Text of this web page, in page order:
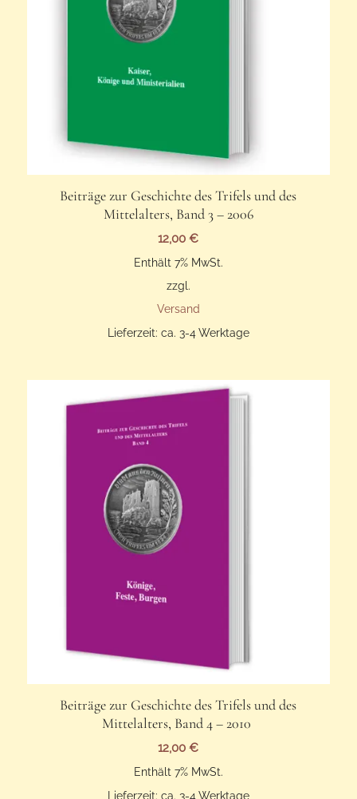
Beiträge zur Geschichte des Trifels und des
Mittelalters, Band 3 – 2006
12,00€
Enthält 7% MwSt.
zzgl.
Versand
Lieferzeit: ca. 3-4 Werktage
Beiträge zur Geschichte des Trifels und des
Mittelalters, Band 4 – 2010
12,00€
Enthält 7% MwSt.
Lieferzeit: ca. 3-4 Werktage